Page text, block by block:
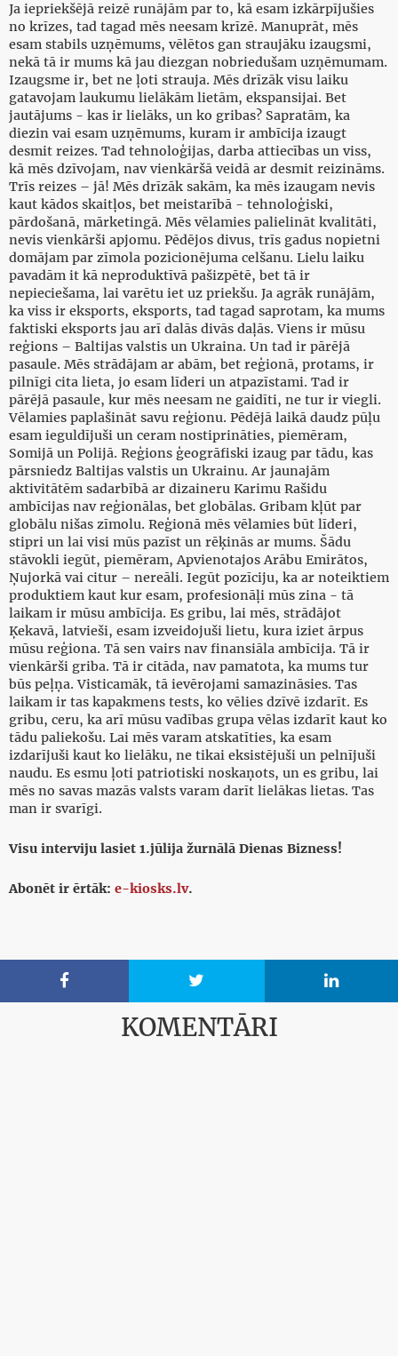
Ja iepriekšējā reizē runājām par to, kā esam izkārpījušies
no krīzes, tad tagad mēs neesam krīzē. Manuprāt, mēs
esam stabils uzņēmums, vēlētos gan straujāku izaugsmi,
nekā tā ir mums kā jau diezgan nobriedušam uzņēmumam.
Izaugsme ir, bet ne ļoti strauja. Mēs drīzāk visu laiku
gatavojam laukumu lielākām lietām, ekspansijai. Bet
jautājums - kas ir lielāks, un ko gribas? Sapratām, ka
diezin vai esam uzņēmums, kuram ir ambīcija izaugt
desmit reizes. Tad tehnoloģijas, darba attiecības un viss,
kā mēs dzīvojam, nav vienkāršā veidā ar desmit reizināms.
Trīs reizes – jā! Mēs drīzāk sakām, ka mēs izaugam nevis
kaut kādos skaitļos, bet meistarībā - tehnoloģiski,
pārdošanā, mārketingā. Mēs vēlamies palielināt kvalitāti,
nevis vienkārši apjomu. Pēdējos divus, trīs gadus nopietni
domājam par zīmola pozicionējuma celšanu. Lielu laiku
pavadām it kā neproduktīvā pašizpētē, bet tā ir
nepieciešama, lai varētu iet uz priekšu. Ja agrāk runājām,
ka viss ir eksports, eksports, tad tagad saprotam, ka mums
faktiski eksports jau arī dalās divās daļās. Viens ir mūsu
reģions – Baltijas valstis un Ukraina. Un tad ir pārējā
pasaule. Mēs strādājam ar abām, bet reģionā, protams, ir
pilnīgi cita lieta, jo esam līderi un atpazīstami. Tad ir
pārējā pasaule, kur mēs neesam ne gaidīti, ne tur ir viegli.
Vēlamies paplašināt savu reģionu. Pēdējā laikā daudz pūļu
esam ieguldījuši un ceram nostiprināties, piemēram,
Somijā un Polijā. Reģions ģeogrāfiski izaug par tādu, kas
pārsniedz Baltijas valstis un Ukrainu. Ar jaunajām
aktivitātēm sadarbībā ar dizaineru Karimu Rašidu
ambīcijas nav reģionālas, bet globālas. Gribam kļūt par
globālu nišas zīmolu. Reģionā mēs vēlamies būt līderi,
stipri un lai visi mūs pazīst un rēķinās ar mums. Šādu
stāvokli iegūt, piemēram, Apvienotajos Arābu Emirātos,
Ņujorkā vai citur – nereāli. Iegūt pozīciju, ka ar noteiktiem
produktiem kaut kur esam, profesionāļi mūs zina - tā
laikam ir mūsu ambīcija. Es gribu, lai mēs, strādājot
Ķekavā, latvieši, esam izveidojuši lietu, kura iziet ārpus
mūsu reģiona. Tā sen vairs nav finansiāla ambīcija. Tā ir
vienkārši griba. Tā ir citāda, nav pamatota, ka mums tur
būs peļņa. Visticamāk, tā ievērojami samazināsies. Tas
laikam ir tas kapakmens tests, ko vēlies dzīvē izdarīt. Es
gribu, ceru, ka arī mūsu vadības grupa vēlas izdarīt kaut ko
tādu paliekošu. Lai mēs varam atskatīties, ka esam
izdarījuši kaut ko lielāku, ne tikai eksistējuši un pelnījuši
naudu. Es esmu ļoti patriotiski noskaņots, un es gribu, lai
mēs no savas mazās valsts varam darīt lielākas lietas. Tas
man ir svarīgi.
Visu interviju lasiet 1.jūlija žurnālā Dienas Bizness!
Abonēt ir ērtāk: e-kiosks.lv.
  
KOMENTĀRI